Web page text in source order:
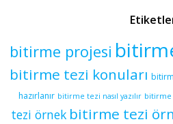
bitirme projesi
bitirme tezi konuları
hazırlanır bitirme tezi nasıl yazılır bitirme
tezi örnek bitirme tezi